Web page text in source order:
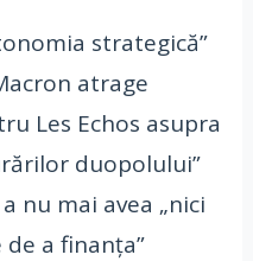
strategică”
atrage
Les Echos asupra
duopolului”
nu mai avea „nici
a finanţa”